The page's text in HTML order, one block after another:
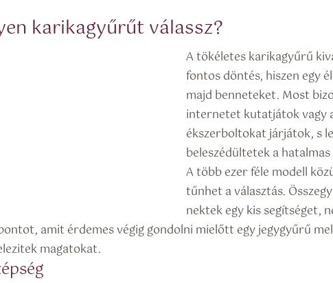
karikagyűrűt válassz?
A tökéletes karikagyűrű
fontos döntés, hiszen egy
majd benneteket. Most
internetet kutatjátok vagy
ékszerboltokat járjátok, s
beleszédültetek a
A több ezer féle modell
tűnhet a választás.
nektek egy kis segítséget,
amit érdemes végig gondolni mielőtt egy jegygyűrű
magatokat.